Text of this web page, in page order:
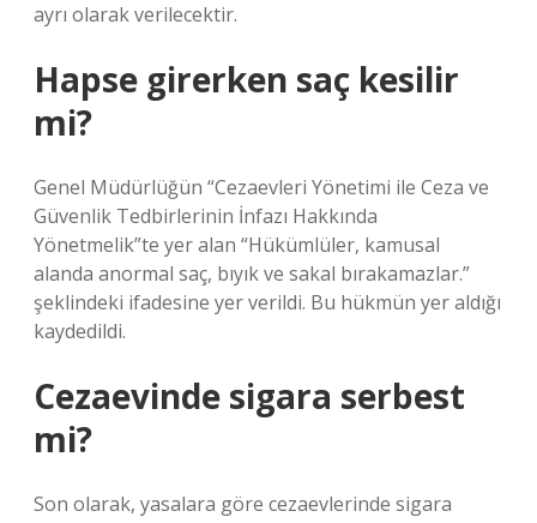
ayrı olarak verilecektir.
Hapse girerken saç kesilir
mi?
Genel Müdürlüğün “Cezaevleri Yönetimi ile Ceza ve
Güvenlik Tedbirlerinin İnfazı Hakkında
Yönetmelik”te yer alan “Hükümlüler, kamusal
alanda anormal saç, bıyık ve sakal bırakamazlar.”
şeklindeki ifadesine yer verildi. Bu hükmün yer aldığı
kaydedildi.
Cezaevinde sigara serbest
mi?
Son olarak, yasalara göre cezaevlerinde sigara